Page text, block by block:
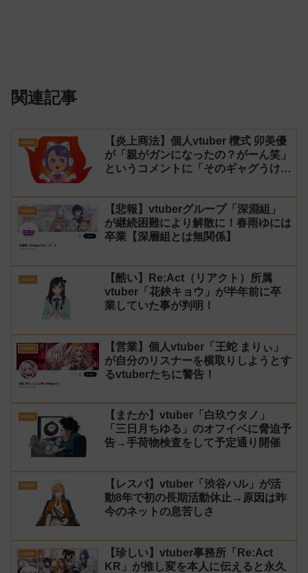
関連記事
vtuber
【炎上商法】個人vtuber 欖式 卯美優
が「親がガンになったの？がーん笑」
というコメントに「そのギャグうけ
はオススメしないと投稿し叩かれる
vtuber
【悲報】vtuberグループ「深淵組」
が継続困難により解散に！春雨ゆには
卒業【深層組とは無関係】
vtuber
【酷い】Re:Act（リアクト）所属
vtuber「花鋏キョウ」が半年前に卒
業していた事が判明！
vtuber
【営業】個人vtuber「王蛇 まりぃ」
が自分のリスナーを横取りしようとす
るvtuberたちに警告！
vtuber
【またか】vtuber「白玖ウタノ」
「三日月ちゆる」のオフイベに脅迫予
告→手荷物検査をして予定通り開催
vtuber
【レスバ】vtuber「渋谷ハル」が活
動8年で初の長期活動休止→原因は昨
今のネットの息苦しさ
vtuber
【珍しい】vtuber事務所「Re:Act
KR」が推し変を本人に伝えると永久